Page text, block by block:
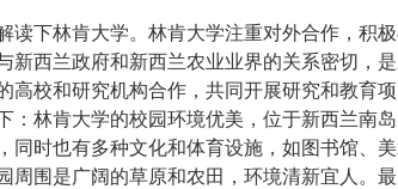
读下林肯大学。林肯大学注重对外合作，积
新西兰政府和新西兰农业业界的关系密切，
高校和研究机构合作，共同开展研究和教育
：林肯大学的校园环境优美，位于新西兰南
同时也有多种文化和体育设施，如图书馆、
周围是广阔的草原和农田，环境清新宜人。